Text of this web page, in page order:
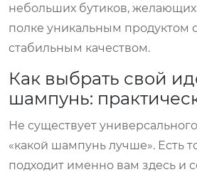
небольших бутиков,
полке уникальным продуктом
стабильным качеством.
Как выбрать свой
шампунь:
Не существует
«какой шампунь лучше». Есть
подходит именно вам здесь и